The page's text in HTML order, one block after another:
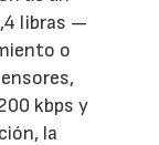
libras —
o
kbps y
la